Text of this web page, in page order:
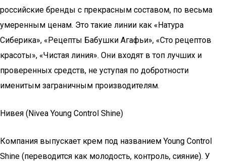
российские бренды с прекрасным составом, по весьма
умеренным ценам. Это такие линии как «Натура
Сиберика», «Рецепты Бабушки Агафьи», «Сто рецептов
красоты», «Чистая линия». Они входят в топ лучших и
проверенных средств, не уступая по добротности
именитым заграничным производителям.
Нивея (Nivea Young Control Shine)
Компания выпускает крем под названием Young Control
Shine (переводится как молодость, контроль, сияние). У